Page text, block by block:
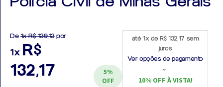
Aprovados
Notícias
De 1x R$ 139,13por
1x R$
132,17
5%
OFF
até 1x de R$ 132,17 sem
juros
Ver opções de pagamento
10% OFF À VISTA!